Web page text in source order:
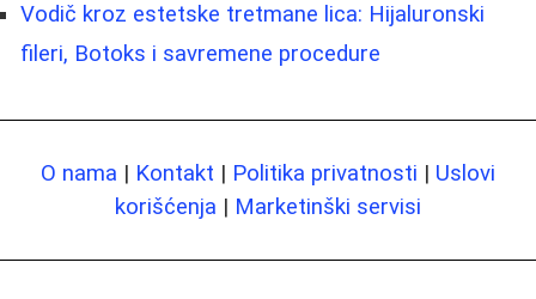
Vodič kroz estetske tretmane lica: Hijaluronski
fileri, Botoks i savremene procedure
O nama | Kontakt | Politika privatnosti | Uslovi
korišćenja | Marketinški servisi